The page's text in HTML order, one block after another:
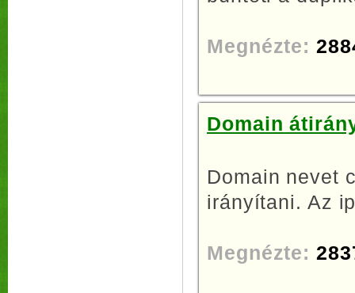
Megnézte:
Domain
Domain nevet
irányítani. Az
Megnézte: